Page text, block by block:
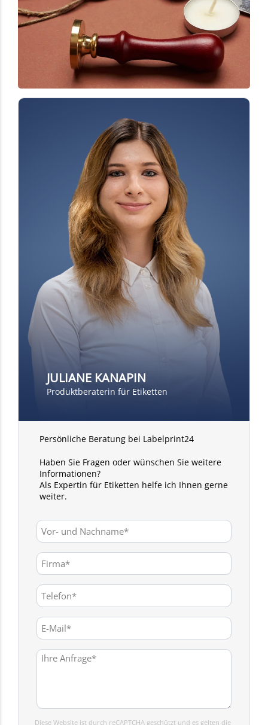
JULIANE KANAPIN
Produktberaterin für Etiketten
Persönliche Beratung bei Labelprint24
Haben Sie Fragen oder wünschen Sie weitere
Informationen?
Als Expertin für Etiketten helfe ich Ihnen gerne
weiter.
Diese Website ist durch reCAPTCHA geschützt und es gelten die